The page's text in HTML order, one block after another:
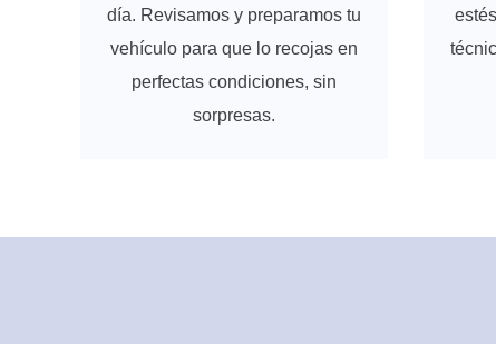
día. Revisamos y preparamos tu
vehículo para que lo recojas en
perfectas condiciones, sin
sorpresas.